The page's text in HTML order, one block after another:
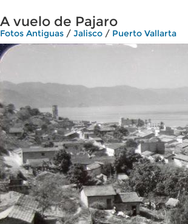
A vuelo de Pajaro
Fotos Antiguas / Jalisco / Puerto Vallarta